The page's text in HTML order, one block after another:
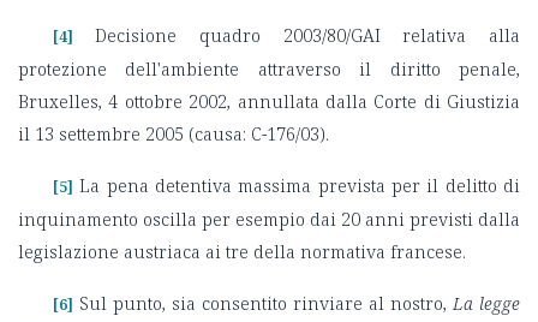
[4] Decisione quadro 2003/80/GAI relativa alla
protezione dell'ambiente attraverso il diritto penale,
Bruxelles, 4 ottobre 2002, annullata dalla Corte di Giustizia
il 13 settembre 2005 (causa: C-176/03).
[5] La pena detentiva massima prevista per il delitto di
inquinamento oscilla per esempio dai 20 anni previsti dalla
legislazione austriaca ai tre della normativa francese.
[6] Sul punto, sia consentito rinviare al nostro, La legge